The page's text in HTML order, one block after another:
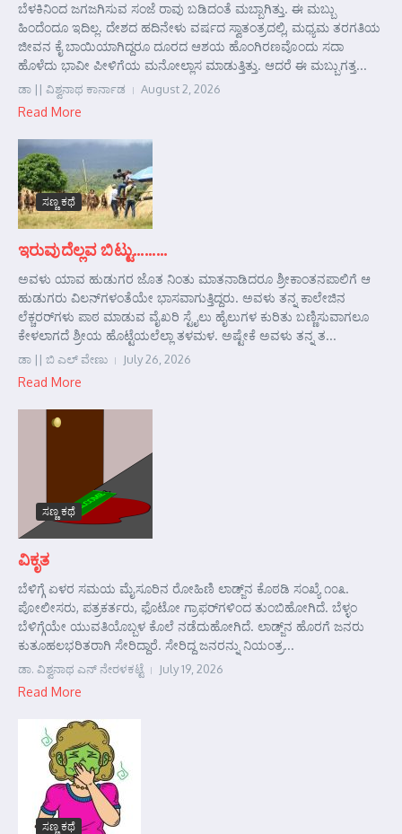
ಬೆಳಕಿನಿಂದ ಜಗಜಗಿಸುವ ಸಂಜೆ ರಾವು ಬಡಿದಂತೆ ಮಬ್ಬಾಗಿತ್ತು. ಈ ಮಬ್ಬು
ಹಿಂದೆಂದೂ ಇದಿಲ್ಲ. ದೇಶದ ಹದಿನೇಳು ವರ್ಷದ ಸ್ವಾತಂತ್ರದಲ್ಲಿ, ಮಧ್ಯಮ ತರಗತಿಯ
ಜೀವನ ಕೈ ಬಾಯಿಯಾಗಿದ್ದರೂ ದೂರದ ಆಶಯ ಹೊಂಗಿರಣವೊಂದು ಸದಾ
ಹೊಳೆದು ಭಾವೀ ಪೀಳಿಗೆಯ ಮನೋಲ್ಲಾಸ ಮಾಡುತ್ತಿತ್ತು. ಆದರೆ ಈ ಮಬ್ಬುಗತ್ತ...
ಡಾ || ವಿಶ್ವನಾಥ ಕಾರ್ನಾಡ August 2, 2026
Read More
ಸಣ್ಣ ಕಥೆ
ಇರುವುದೆಲ್ಲವ ಬಿಟ್ಟು………
ಅವಳು ಯಾವ ಹುಡುಗರ ಜೊತ ನಿಂತು ಮಾತನಾಡಿದರೂ ಶ್ರೀಕಾಂತನಪಾಲಿಗೆ ಆ
ಹುಡುಗರು ವಿಲನ್‌ಗಳಂತೆಯೇ ಭಾಸವಾಗುತ್ತಿದ್ದರು. ಅವಳು ತನ್ನ ಕಾಲೇಜಿನ
ಲೆಕ್ಚರರ್‌ಗಳು ಪಾಠ ಮಾಡುವ ವೈಖರಿ ಸ್ಟೈಲು ಹೈಲುಗಳ ಕುರಿತು ಬಣ್ಣಿಸುವಾಗಲೂ
ಕೇಳಲಾಗದೆ ಶ್ರೀಯ ಹೊಟ್ಟೆಯಲೆಲ್ಲಾ ತಳಮಳ. ಅಷ್ಟೇಕೆ ಅವಳು ತನ್ನ ತ...
ಡಾ || ಬಿ ಎಲ್ ವೇಣು July 26, 2026
Read More
ಸಣ್ಣ ಕಥೆ
ವಿಕೃತ
ಬೆಳಿಗ್ಗೆ ಏಳರ ಸಮಯ ಮೈಸೂರಿನ ರೋಹಿಣಿ ಲಾಡ್ಜ್‌ನ ಕೊಠಡಿ ಸಂಖ್ಯೆ ೧೦೩.
ಪೋಲೀಸರು, ಪತ್ರಕರ್ತರು, ಫೊಟೋ ಗ್ರಾಫರ್‌ಗಳಿಂದ ತುಂಬಿಹೋಗಿದೆ. ಬೆಳ್ಳಂ
ಬೆಳಿಗ್ಗೆಯೇ ಯುವತಿಯೊಬ್ಬಳ ಕೊಲೆ ನಡೆದುಹೋಗಿದೆ. ಲಾಡ್ಜ್‌ನ ಹೊರಗೆ ಜನರು
ಕುತೂಹಲಭರಿತರಾಗಿ ಸೇರಿದ್ದಾರೆ. ಸೇರಿದ್ದ ಜನರನ್ನು ನಿಯಂತ್ರ...
ಡಾ. ವಿಶ್ವನಾಥ ಎನ್ ನೇರಳಕಟ್ಟೆ July 19, 2026
Read More
ಸಣ್ಣ ಕಥೆ